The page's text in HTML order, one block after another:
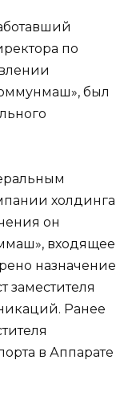
по
был
холдинга
он
входящее
назначение
заместителя
Ранее
в Аппарате